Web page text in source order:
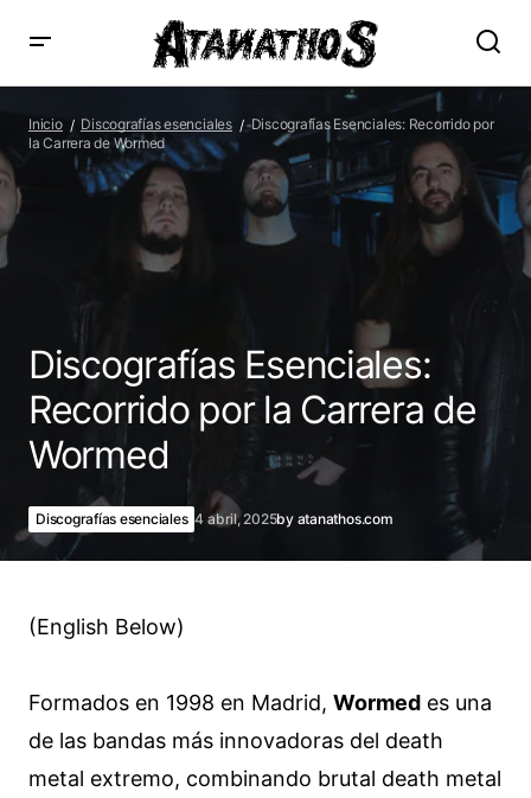
Discografías Esenciales: Recorrido por la Carrera de
Wormed
Inicio Discografías esenciales
Discografías Esenciales: Recorrido por
la Carrera de Wormed
Discografías Esenciales:
Recorrido por la Carrera de
Wormed
Discografías esenciales 4 abril, 2025by atanathos.com
(English Below)
Formados en 1998 en Madrid, Wormed es una
de las bandas más innovadoras del death
metal extremo, combinando brutal death metal